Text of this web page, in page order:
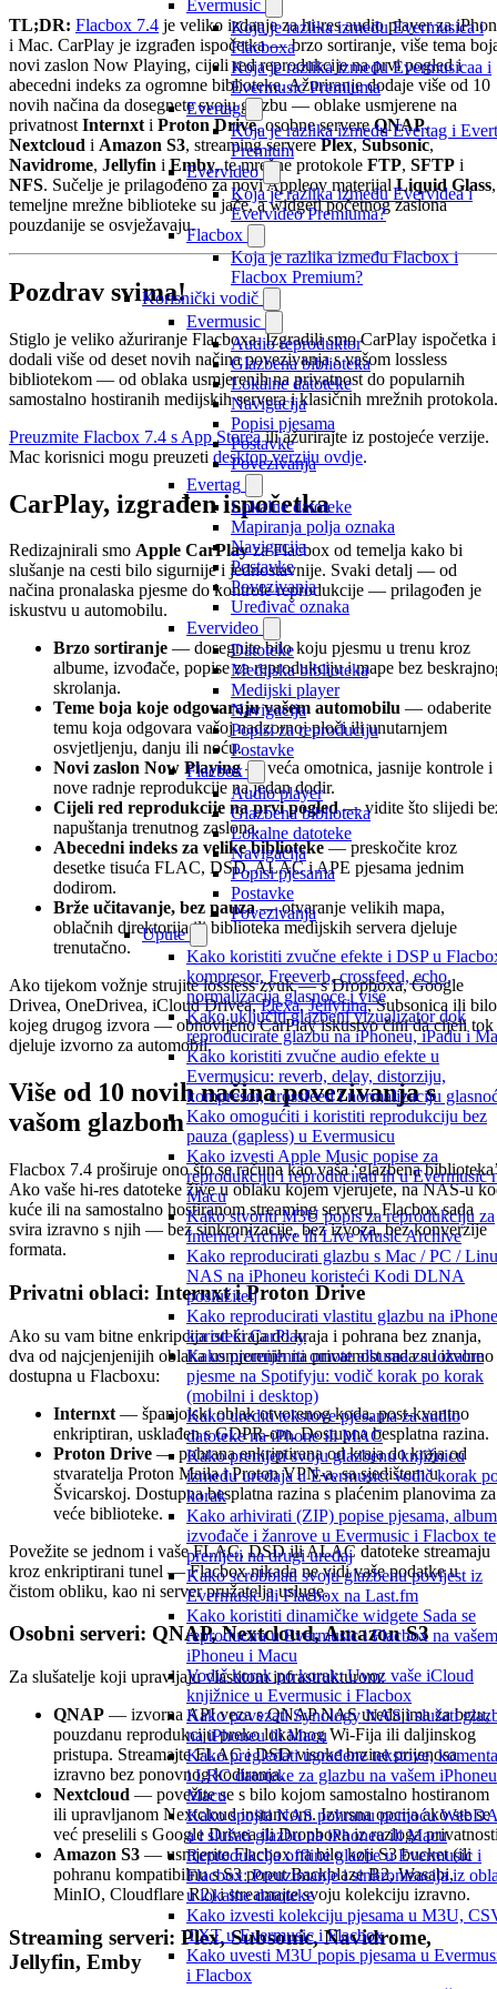
Evermusic
Koja je razlika između Evermusica i
Flacboxa
Koja je razlika između Evermusicaa i
Evermusic Premiuma
Evertag
Koja je razlika između Evertag i
Premium
Evervideo
Koja je razlika između Evervidea i
Evervideo Premiuma?
Flacbox
Koja je razlika između Flacbox i
Flacbox Premium?
Korisnički vodič
Evermusic
Audio reproduktor
Glazbena biblioteka
Lokalne datoteke
Navigacija
Popisi pjesama
Postavke
Povezivanja
Evertag
Lokalne datoteke
Mapiranja polja oznaka
Navigacija
Postavke
Povezivanja
Uređivač oznaka
Evervideo
Datoteke
Medijska biblioteka
Medijski player
Navigacija
Popisi za reproduciju
Postavke
Flacbox
Audio player
Glazbena biblioteka
Lokalne datoteke
Navigacija
Popisi pjesama
Postavke
Povezivanja
Upute
Kako koristiti zvučne efekte i DSP u
kompresor, Freeverb, crossfeed, echo,
normalizacija glasnoće i više
Kako uključiti glazbeni vizualizator dok
reproducirate glazbu na iPhoneu, iPadu i
Kako koristiti zvučne audio efekte u
Evermusicu: reverb, delay, distorziju,
kompresor, crossfeed i normalizaciju
Kako omogućiti i koristiti reprodukciju bez
pauza (gapless) u Evermusicu
Kako izvesti Apple Music popise za
reprodukciju i reproducirati ih u Evermusic
Macu
Kako stvoriti M3U popis za reprodukciju za
Internet Archive ili Live Music Archive
Kako reproducirati glazbu s Mac / PC /
NAS na iPhoneu koristeći Kodi DLNA
poslužitelj
Kako reproducirati vlastitu glazbu na
koristeći CarPlay
Kako promijeniti omote albuma za lokalne
pjesme na Spotifyju: vodič korak po korak
(mobilni i desktop)
Kako urediti tekstove pjesama za audio
datoteke na iPhone ili MAC
Kako prenijeti svoju glazbenu knjižnicu
između uređaja u Evermusic: vodič korak
korak
Kako arhivirati (ZIP) popise pjesama,
izvođače i žanrove u Evermusic i Flacbox te
prenijeti na drugi uređaj
Kako scrobblati svoju glazbenu povijest iz
Evermusic ili Flacbox na Last.fm
Kako koristiti dinamičke widgete Sada se
reproducira u Evermusic i Flacbox na vašem
iPhoneu i Macu
Vodič korak po korak: Uvoz vaše iCloud
knjižnice u Evermusic i Flacbox
Kako povezati Synology NAS i slušati
na iPhoneu ili Macu
Kako pregledati ugrađene tekstove,
i LRC datoteke za glazbu na vašem
Macu
Kako spojiti NAS pohranu pomoću
a i slušati glazbu na iPhoneu ili Macu
Reprodukcija offline glazbe u Evermusic i
Flacbox: Preuzimanje i sinkronizacija iz
u lokalne datoteke
Kako izvesti kolekciju pjesama u M3U,
TXT u Evermusic i Flacbox
Kako uvesti M3U popis pjesama u
i Flacbox
TL;DR: Flacbox 7.4 je veliko izdanje za hi-res audio player za
i Mac. CarPlay je izgrađen ispočetka — brzo sortiranje, više tema
novi zaslon Now Playing, cijeli red reprodukcije na prvi pogled i
abecedni indeks za ogromne biblioteke. Ažuriranje dodaje više od 10
novih načina da dosegnete svoju glazbu — oblake usmjerene na
privatnost Internxt i Proton Drive, osobne servereQNAP,
Nextcloud i Amazon S3, streaming serverePlex,Subsonic,
Navidrome, Jellyfin i Emby, te mrežne protokole FTP, SFTP i
NFS. Sučelje je prilagođeno za novi Appleov materijalLiquid Glass,
temeljne mrežne biblioteke su jače, a widgeti početnog zaslona
pouzdanije se osvježavaju.
Pozdrav svima!
Stiglo je veliko ažuriranje Flacboxa. Izgradili smo CarPlay ispočetka i
dodali više od deset novih načina povezivanja s vašom lossless
bibliotekom — od oblaka usmjerenih na privatnost do popularnih
samostalno hostiranih medijskih servera i klasičnih mrežnih protokola.
Preuzmite Flacbox 7.4 s App Storeaili ažurirajte iz postojeće verzije.
Mac korisnici mogu preuzeti desktop verziju ovdje.
CarPlay, izgrađen ispočetka
Redizajnirali smo Apple CarPlayza Flacbox od temelja kako bi
slušanje na cesti bilo sigurnije i jednostavnije. Svaki detalj — od
načina pronalaska pjesme do kontrole reprodukcije — prilagođen je
iskustvu u automobilu.
Brzo sortiranje — dosegnite bilo koju pjesmu u trenu kroz
albume, izvođače, popise za reprodukciju i mape bez
skrolanja.
Teme boja koje odgovaraju vašem automobilu — odaberite
temu koja odgovara vašoj nadzornoj ploči ili unutarnjem
osvjetljenju, danju ili noću.
Novi zaslon Now Playing— veća omotnica, jasnije kontrole i
nove radnje reprodukcije na jedan dodir.
Cijeli red reprodukcije na prvi pogled— vidite što slijedi
napuštanja trenutnog zaslona.
Abecedni indeks za velike biblioteke— preskočite kroz
desetke tisuća FLAC, DSD, ALAC i APE pjesama jednim
dodirom.
Brže učitavanje, bez pauza— otvaranje velikih mapa,
oblačnih direktorija ili biblioteka medijskih servera djeluje
trenutačno.
Ako tijekom vožnje strujite lossless zvuk — s Dropboxa, Google
Drivea, OneDrivea, iCloud Drivea,Plexa,Jellyfina, Subsonica ili bilo
kojeg drugog izvora — obnovljeno CarPlay iskustvo čini da cijeli tok
djeluje izvorno za automobil.
Više od 10 novih načina povezivanja s
vašom glazbom
Flacbox 7.4 proširuje ono što se računa kao vaša ‘glazbena
Ako vaše hi-res datoteke žive u oblaku kojem vjerujete, na NAS-u
kuće ili na samostalno hostiranom streaming serveru, Flacbox sada
svira izravno s njih — bez sinkronizacije, bez izvoza, bez konverzije
formata.
Privatni oblaci: Internxt i Proton Drive
Ako su vam bitne enkripcija od kraja do kraja i pohrana bez znanja,
dva od najcjenjenijih oblaka usmjerenih na privatnost sada su izvorno
dostupna u Flacboxu:
Internxt — španjolski oblak otvorenog koda, post-kvantno
enkriptiran, usklađen s GDPR-om. Dostupna besplatna razina.
Proton Drive — pohrana enkriptirana od kraja do kraja od
stvaratelja Proton Maila i Proton VPN-a, sa sjedištem u
Švicarskoj. Dostupna besplatna razina s plaćenim planovima za
veće biblioteke.
Povežite se jednom i vaše FLAC, DSD ili ALAC datoteke streamaju
kroz enkriptirani tunel — Flacbox nikada ne vidi vaše podatke u
čistom obliku, kao ni server pružatelja usluge.
Osobni serveri: QNAP, Nextcloud, Amazon S3
Za slušatelje koji upravljaju vlastitom infrastrukturom:
QNAP — izvorna API veza s QNAP NAS uređajima za brzu,
pouzdanu reprodukciju preko lokalnog Wi-Fija ili daljinskog
pristupa. Streamajte FLAC i DSD visoke brzine prijenosa
izravno bez ponovnog kodiranja.
Nextcloud — povežite se s bilo kojom samostalno hostiranom
ili upravljanom Nextcloud instancom. Izvrsna opcija ako ste se
već preselili s Google Drivea ili Dropboxa iz razloga
Amazon S3 — usmjerite Flacbox na bilo koji S3 bucket (ili
pohranu kompatibilnu s S3 poput Backblaze B2, Wasabi,
MinIO, Cloudflare R2) i streamajte svoju kolekciju izravno.
Streaming serveri: Plex, Subsonic, Navidrome,
Jellyfin, Emby